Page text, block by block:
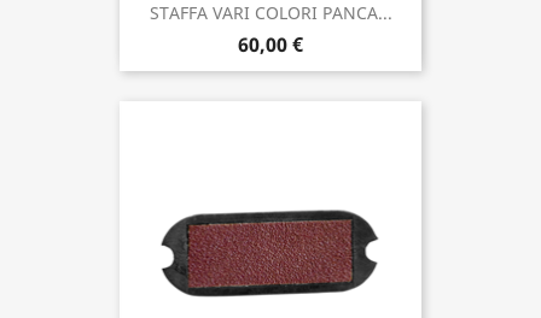
STAFFA VARI COLORI PANCA...
60,00 €